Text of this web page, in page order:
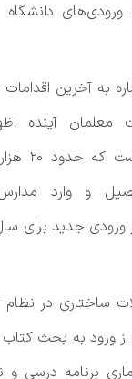
دانشگاه
به آخرین
معلمان آینده
و وارد
هزار نفر ورودی جدید
ساختاری در نظام
ورود به بحث کتاب
برنامه درسی و